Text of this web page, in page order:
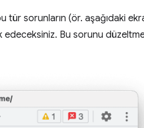
tür sorunların (ör. aşağıdaki
edeceksiniz. Bu sorunu